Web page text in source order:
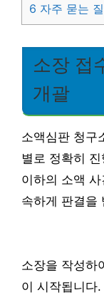
6 자주 묻는
소장 접
개괄
소액심판 청구
별로 정확히
이하의 소액
속하게 판결을
소장을 작성하
이 시작됩니다